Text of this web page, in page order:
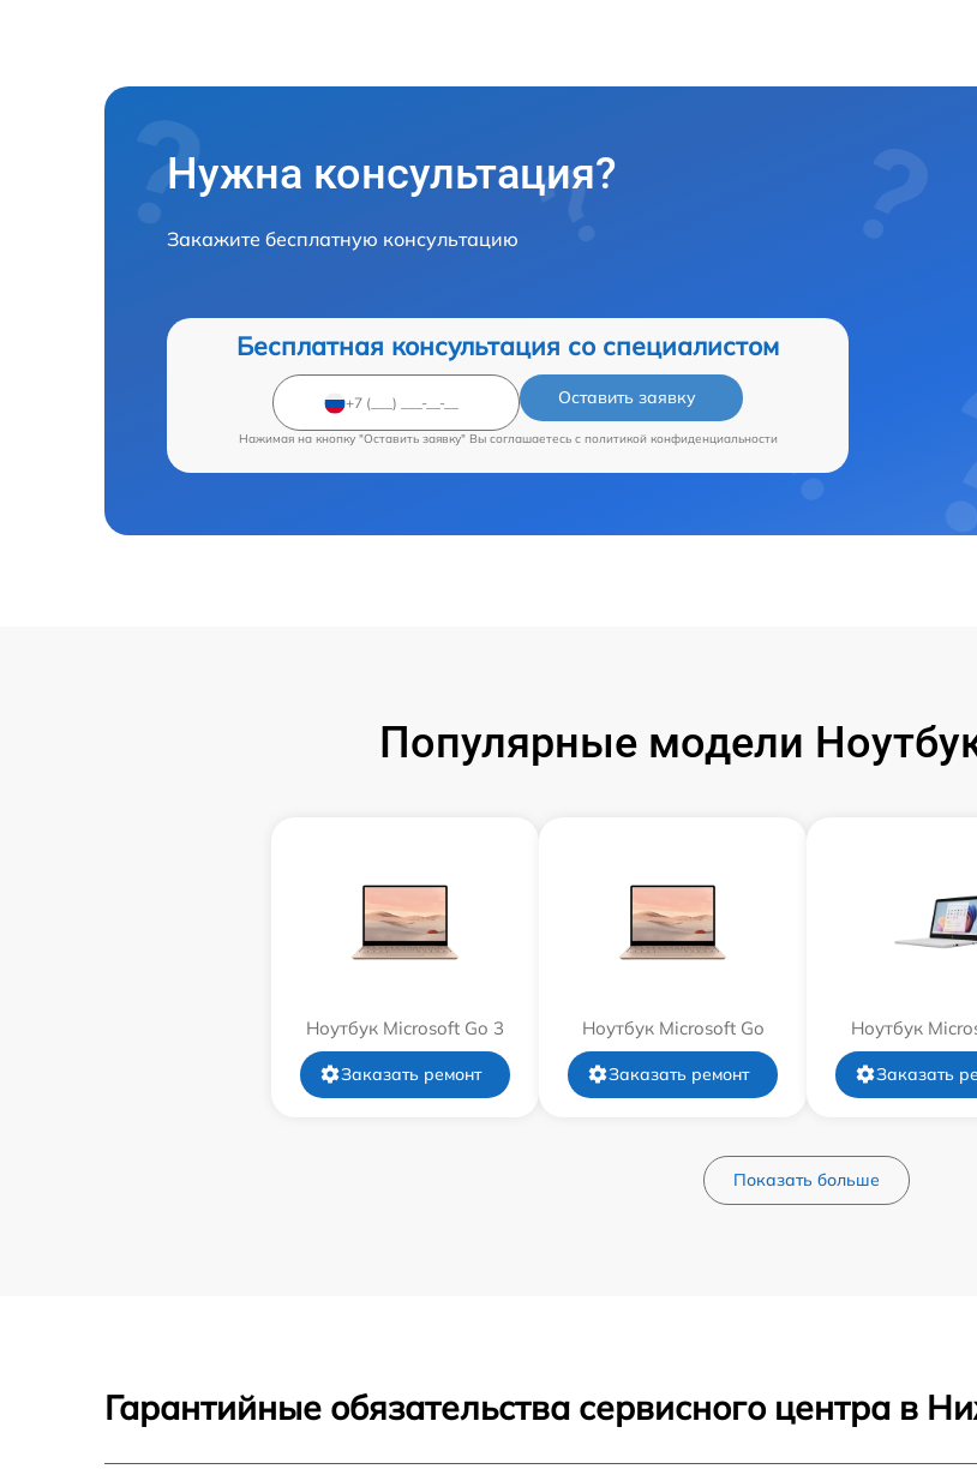
Нужна консультация?
Закажите бесплатную консультацию
Бесплатная консультация со специалистом
Оставить заявку
Нажимая на кнопку "Оставить заявку" Вы соглашаетесь c политикой конфиденциальности
Популярные модели
Ноутбук Microsoft Go 3
Заказать ремонт
Ноутбук Microsoft Go
Заказать ремонт
Ноутбук
Заказать
Показать больше
Гарантийные обязательства сервисного центра в